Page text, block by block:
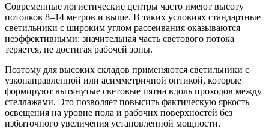
Современные логистические центры часто имеют высоту
потолков 8–14 метров и выше. В таких условиях стандартные
светильники с широким углом рассеивания оказываются
неэффективными: значительная часть светового потока
теряется, не достигая рабочей зоны.
Поэтому для высоких складов применяются светильники с
узконаправленной или асимметричной оптикой, которые
формируют вытянутые световые пятна вдоль проходов между
стеллажами. Это позволяет повысить фактическую яркость
освещения на уровне пола и рабочих поверхностей без
избыточного увеличения установленной мощности.